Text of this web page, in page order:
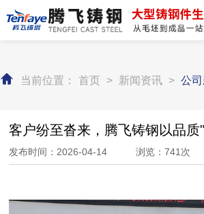
网站首页
客户案例
装备实力
新闻资讯
当前位置： 首页 > 新闻资讯 > 公
客户纷至沓来，腾飞铸钢以品质
发布时间：2026-04-14 浏览：741次